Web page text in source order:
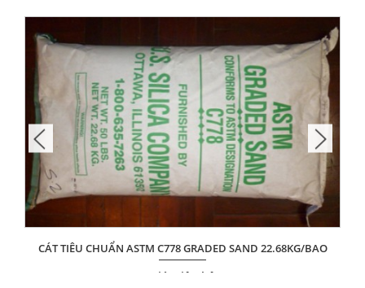
CÁT TIÊU CHUẨN ASTM C778 GRADED SAND 22.68KG/BAO
Giá: Liên hệ